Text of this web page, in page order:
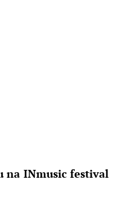
na INmusic festival